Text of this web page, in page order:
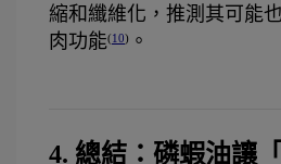
縮和纖維化，推測其可能
肉功能(10) 。
4. 總結：磷蝦油讓